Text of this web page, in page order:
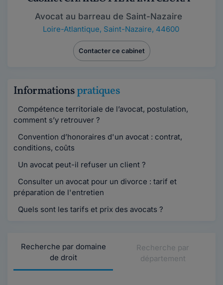
Avocat au barreau de Saint-Nazaire
Loire-Atlantique, Saint-Nazaire, 44600
Contacter ce cabinet
Informationspratiques
Compétence territoriale de l’avocat, postulation,
comment s’y retrouver ?
Convention d’honoraires d'un avocat : contrat,
conditions, coûts
Un avocat peut-il refuser un client ?
Consulter un avocat pour un divorce : tarif et
préparation de l'entretien
Quels sont les tarifs et prix des avocats ?
Recherche par domaine
de droit
Recherche par
département